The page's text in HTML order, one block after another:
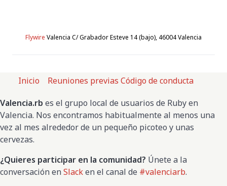
Flywire Valencia C/ Grabador Esteve 14 (bajo), 46004 Valencia
Inicio Reuniones previas Código de conducta
Valencia.rb es el grupo local de usuarios de Ruby en
Valencia. Nos encontramos habitualmente al menos una
vez al mes alrededor de un pequeño picoteo y unas
cervezas.
¿Quieres participar en la comunidad? Únete a la
conversación en Slacken el canal de #valenciarb.